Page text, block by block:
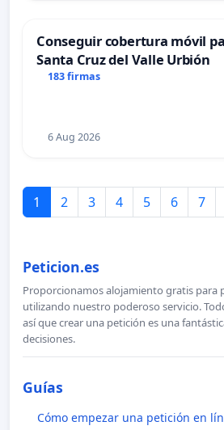
Conseguir cobertura móvil
Santa Cruz del Valle Urbión
183 firmas
6 Aug 2026
1 2 3 4 5 6 7
Peticion.es
Proporcionamos alojamiento gratis para
utilizando nuestro poderoso servicio.
así que crear una petición es una
decisiones.
Guías
Cómo empezar una petición en